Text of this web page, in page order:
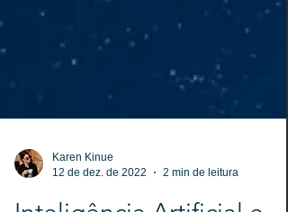
12 de dez. de 2022
2 min de leitura